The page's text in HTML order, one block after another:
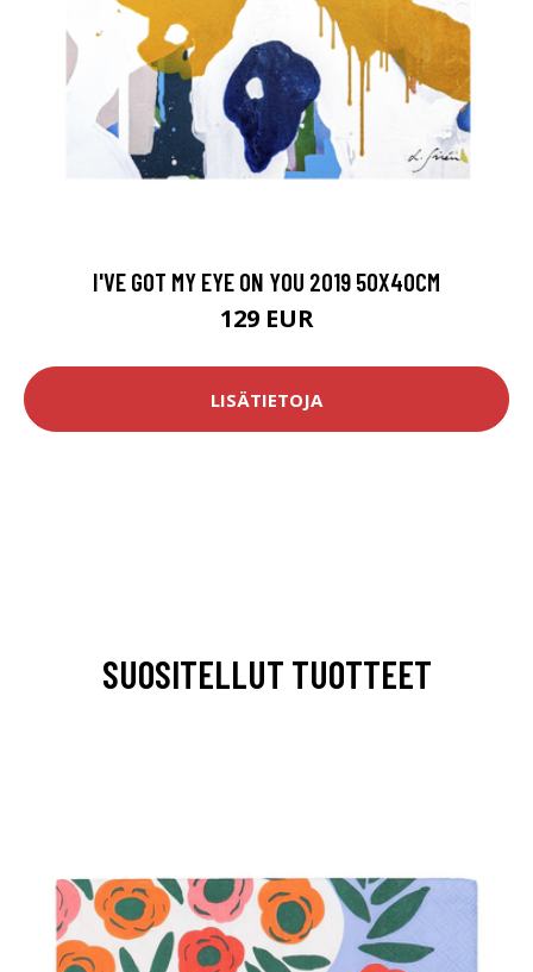
I'VE GOT MY EYE ON YOU 2019 50X40CM
129 EUR
LISÄTIETOJA
SUOSITELLUT TUOTTEET